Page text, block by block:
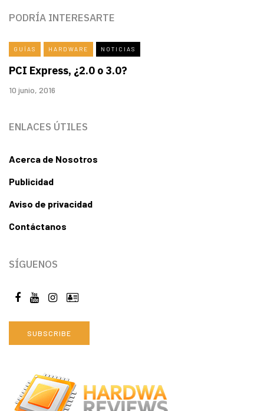
PODRÍA INTERESARTE
GUÍAS HARDWARE NOTICIAS
PCI Express, ¿2.0 o 3.0?
10 junio, 2016
ENLACES ÚTILES
Acerca de Nosotros
Publicidad
Aviso de privacidad
Contáctanos
SÍGUENOS
SUBSCRIBE